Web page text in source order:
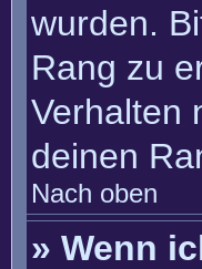
wurden.
Rang zu
Verhalten
deinen
Nach oben
» Wenn